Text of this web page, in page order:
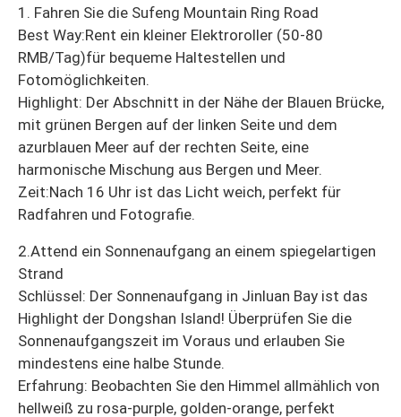
1. Fahren Sie die Sufeng Mountain Ring Road
Best Way:Rent ein kleiner Elektroroller (50-80
RMB/Tag)für bequeme Haltestellen und
Fotomöglichkeiten.
Highlight: Der Abschnitt in der Nähe der Blauen Brücke,
mit grünen Bergen auf der linken Seite und dem
azurblauen Meer auf der rechten Seite, eine
harmonische Mischung aus Bergen und Meer.
Zeit:Nach 16 Uhr ist das Licht weich, perfekt für
Radfahren und Fotografie.
2.Attend ein Sonnenaufgang an einem spiegelartigen
Strand
Schlüssel: Der Sonnenaufgang in Jinluan Bay ist das
Highlight der Dongshan Island! Überprüfen Sie die
Sonnenaufgangszeit im Voraus und erlauben Sie
mindestens eine halbe Stunde.
Erfahrung: Beobachten Sie den Himmel allmählich von
hellweiß zu rosa-purple, golden-orange, perfekt